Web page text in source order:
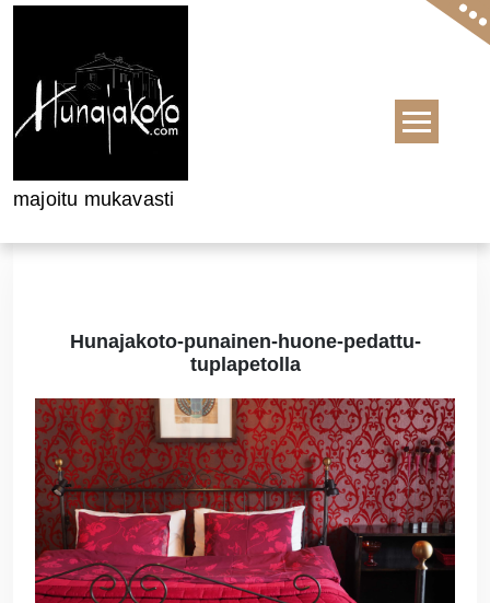
majoitu mukavasti
Hunajakoto-punainen-huone-pedattu-
tuplapetolla